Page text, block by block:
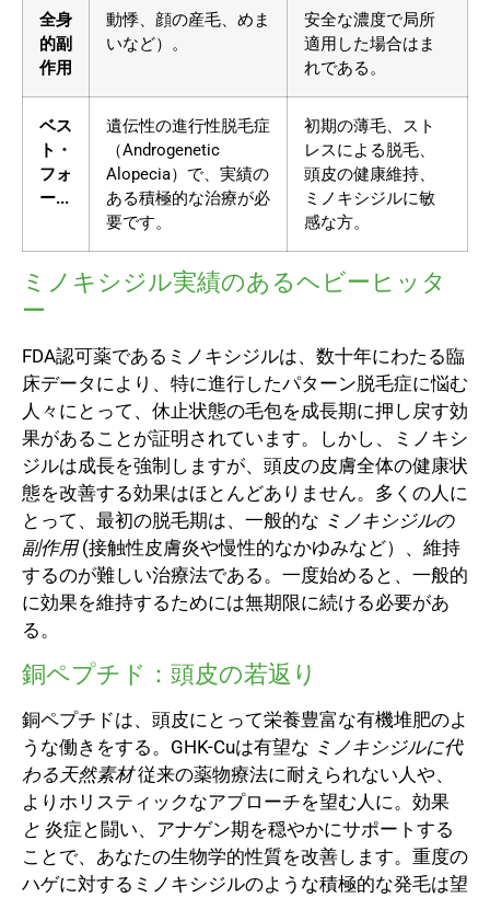
全身
的副
作用
動悸、顔の産毛、めま
いなど）。
安全な濃度で局所
適用した場合はま
れである。
ベス
ト・
フォ
ー...
遺伝性の進行性脱毛症
（Androgenetic
Alopecia）で、実績の
ある積極的な治療が必
要です。
初期の薄毛、スト
レスによる脱毛、
頭皮の健康維持、
ミノキシジルに敏
感な方。
ミノキシジル実績のあるヘビーヒッタ
ー
FDA認可薬であるミノキシジルは、数十年にわたる臨
床データにより、特に進行したパターン脱毛症に悩む
人々にとって、休止状態の毛包を成長期に押し戻す効
果があることが証明されています。しかし、ミノキシ
ジルは成長を強制しますが、頭皮の皮膚全体の健康状
態を改善する効果はほとんどありません。多くの人に
とって、最初の脱毛期は、一般的な ミノキシジルの
副作用(接触性皮膚炎や慢性的なかゆみなど）、維持
するのが難しい治療法である。一度始めると、一般的
に効果を維持するためには無期限に続ける必要があ
る。
銅ペプチド：頭皮の若返り
銅ペプチドは、頭皮にとって栄養豊富な有機堆肥のよ
うな働きをする。GHK-Cuは有望な ミノキシジルに代
わる天然素材従来の薬物療法に耐えられない人や、
よりホリスティックなアプローチを望む人に。効果
と 炎症と闘い、アナゲン期を穏やかにサポートする
ことで、あなたの生物学的性質を改善します。重度の
ハゲに対するミノキシジルのような積極的な発毛は望